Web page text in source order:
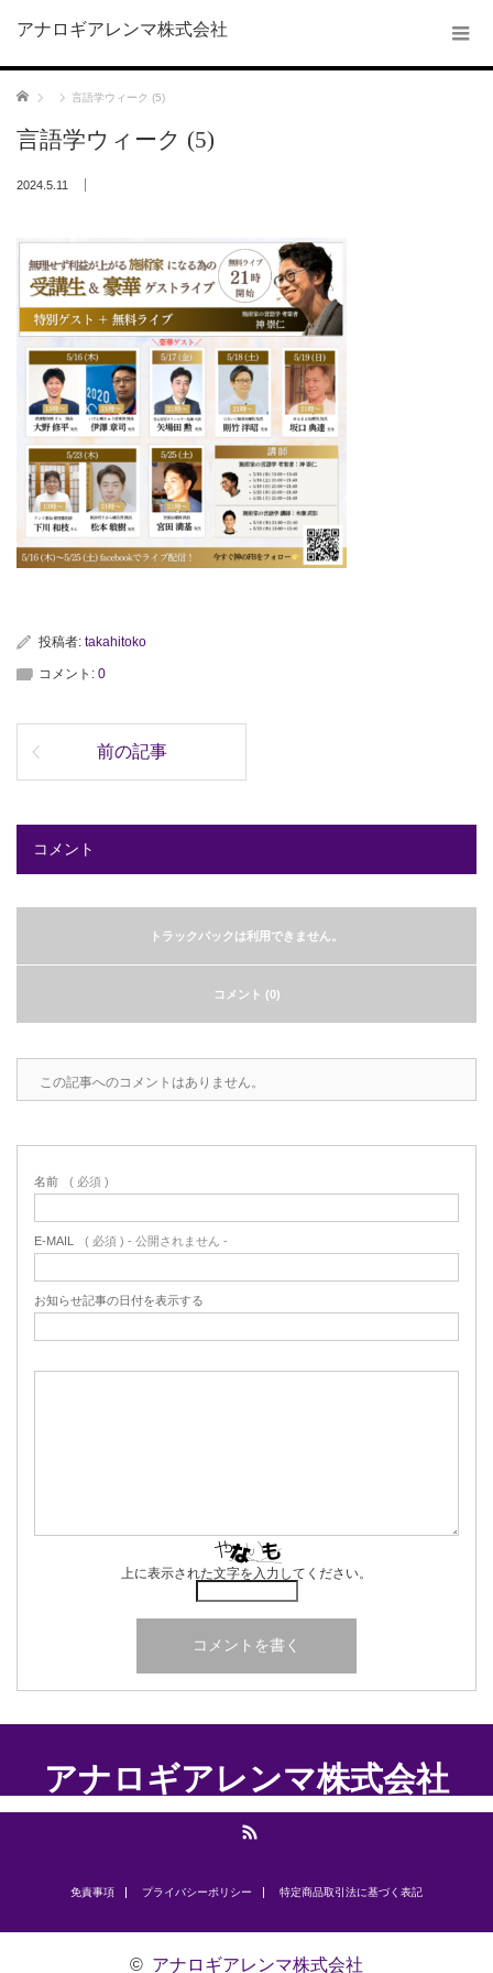
アナロギアレンマ株式会社
ホーム 言語学ウィーク (5)
言語学ウィーク (5)
2024.5.11
投稿者: takahitoko
コメント: 0
前の記事
コメント
トラックバックは利用できません。
コメント (0)
この記事へのコメントはありません。
名前 ( 必須 )
E-MAIL ( 必須 ) - 公開されません -
お知らせ記事の日付を表示する
上に表示された文字を入力してください。
アナロギアレンマ株式会社
免責事項 プライバシーポリシー ​特定商品取引法に基づく表記
© アナロギアレンマ株式会社